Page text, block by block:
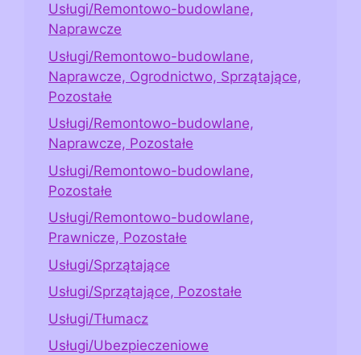
Usługi/Remontowo-budowlane,
Naprawcze
Usługi/Remontowo-budowlane,
Naprawcze, Ogrodnictwo, Sprzątające,
Pozostałe
Usługi/Remontowo-budowlane,
Naprawcze, Pozostałe
Usługi/Remontowo-budowlane,
Pozostałe
Usługi/Remontowo-budowlane,
Prawnicze, Pozostałe
Usługi/Sprzątające
Usługi/Sprzątające, Pozostałe
Usługi/Tłumacz
Usługi/Ubezpieczeniowe